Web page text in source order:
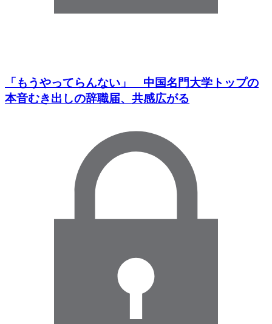
「もうやってらんない」 中国名門大学トップの
本音むき出しの辞職届、共感広がる